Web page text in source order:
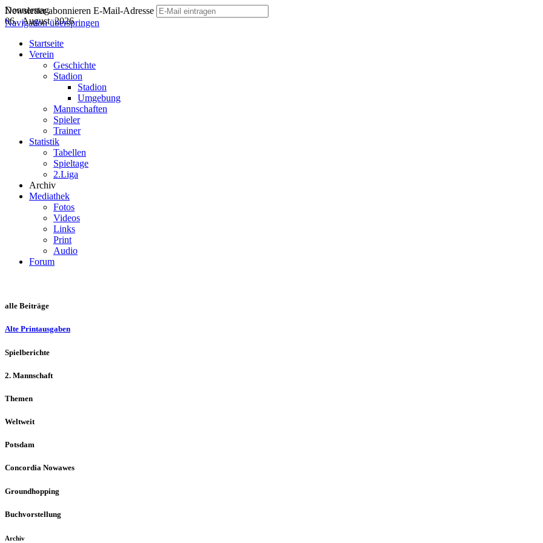
Donnerstag
06. August 2026
Newsletter abonnieren E-Mail-Adresse
Navigation überspringen
Startseite
Verein
Geschichte
Stadion
Stadion
Umgebung
Mannschaften
Spieler
Trainer
Statistik
Tabellen
Spieltage
2.Liga
Archiv
Mediathek
Fotos
Videos
Links
Print
Audio
Forum
alle Beiträge
Alte Printausgaben
Spielberichte
2. Mannschaft
Themen
Weltweit
Potsdam
Concordia Nowawes
Groundhopping
Buchvorstellung
Archiv